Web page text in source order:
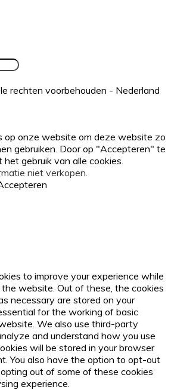
rechten voorbehouden - Nederland
op onze website om deze website zo
gebruiken. Door op "Accepteren" te
het gebruik van alle cookies.
niet verkopen.
to improve your experience while
website. Out of these, the cookies
necessary are stored on your
for the working of basic
We also use third-party
and understand how you use
will be stored in your browser
You also have the option to opt-out
out of some of these cookies
experience.